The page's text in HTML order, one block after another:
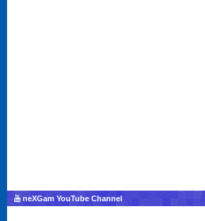
neXGam YouTube Channel